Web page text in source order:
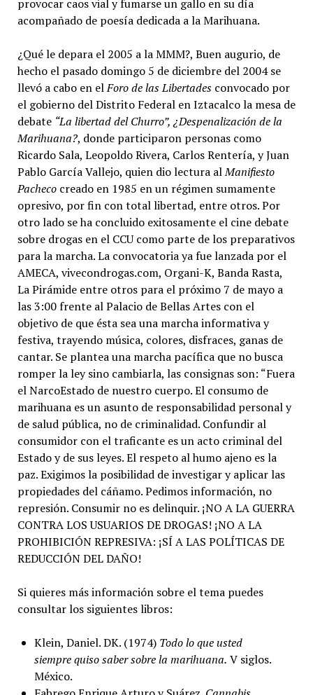
provocar caos vial y fumarse un gallo en su día
acompañado de poesía dedicada a la Marihuana.
¿Qué le depara el 2005 a la MMM?, Buen augurio, de
hecho el pasado domingo 5 de diciembre del 2004 se
llevó a cabo en elForo de las Libertades convocado por
el gobierno del Distrito Federal en Iztacalco la mesa de
debate “La libertad del Churro”, ¿Despenalización de la
Marihuana?, donde participaron personas como
Ricardo Sala, Leopoldo Rivera, Carlos Rentería, y Juan
Pablo García Vallejo, quien dio lectura alManifiesto
Pachecocreado en 1985 en un régimen sumamente
opresivo, por fin con total libertad, entre otros. Por
otro lado se ha concluido exitosamente el cine debate
sobre drogas en el CCU como parte de los preparativos
para la marcha. La convocatoria ya fue lanzada por el
AMECA, vivecondrogas.com, Organi-K, Banda Rasta,
La Pirámide entre otros para el próximo 7 de mayo a
las 3:00 frente al Palacio de Bellas Artes con el
objetivo de que ésta sea una marcha informativa y
festiva, trayendo música, colores, disfraces, ganas de
cantar. Se plantea una marcha pacífica que no busca
romper la ley sino cambiarla, las consignas son: “Fuera
el NarcoEstado de nuestro cuerpo. El consumo de
marihuana es un asunto de responsabilidad personal y
de salud pública, no de criminalidad. Confundir al
consumidor con el traficante es un acto criminal del
Estado y de sus leyes. El respeto al humo ajeno es la
paz. Exigimos la posibilidad de investigar y aplicar las
propiedades del cáñamo. Pedimos información, no
represión. Consumir no es delinquir. ¡NO A LA GUERRA
CONTRA LOS USUARIOS DE DROGAS! ¡NO A LA
PROHIBICIÓN REPRESIVA: ¡SÍ A LAS POLÍTICAS DE
REDUCCIÓN DEL DAÑO!
Si quieres más información sobre el tema puedes
consultar los siguientes libros:
Klein, Daniel. DK. (1974) Todo lo que usted
siempre quiso saber sobre la marihuana. V siglos.
México.